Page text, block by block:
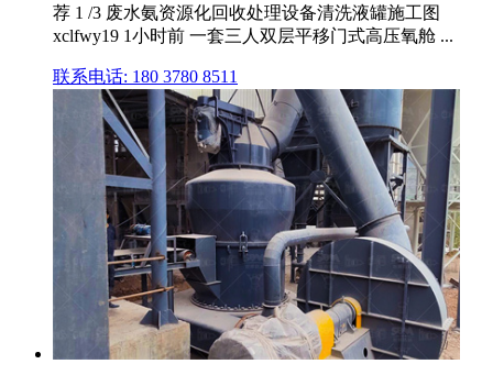
荐 1 /3 废水氨资源化回收处理设备清洗液罐施工图
xclfwy19 1小时前 一套三人双层平移门式高压氧舱 ...
联系电话: 180 3780 8511